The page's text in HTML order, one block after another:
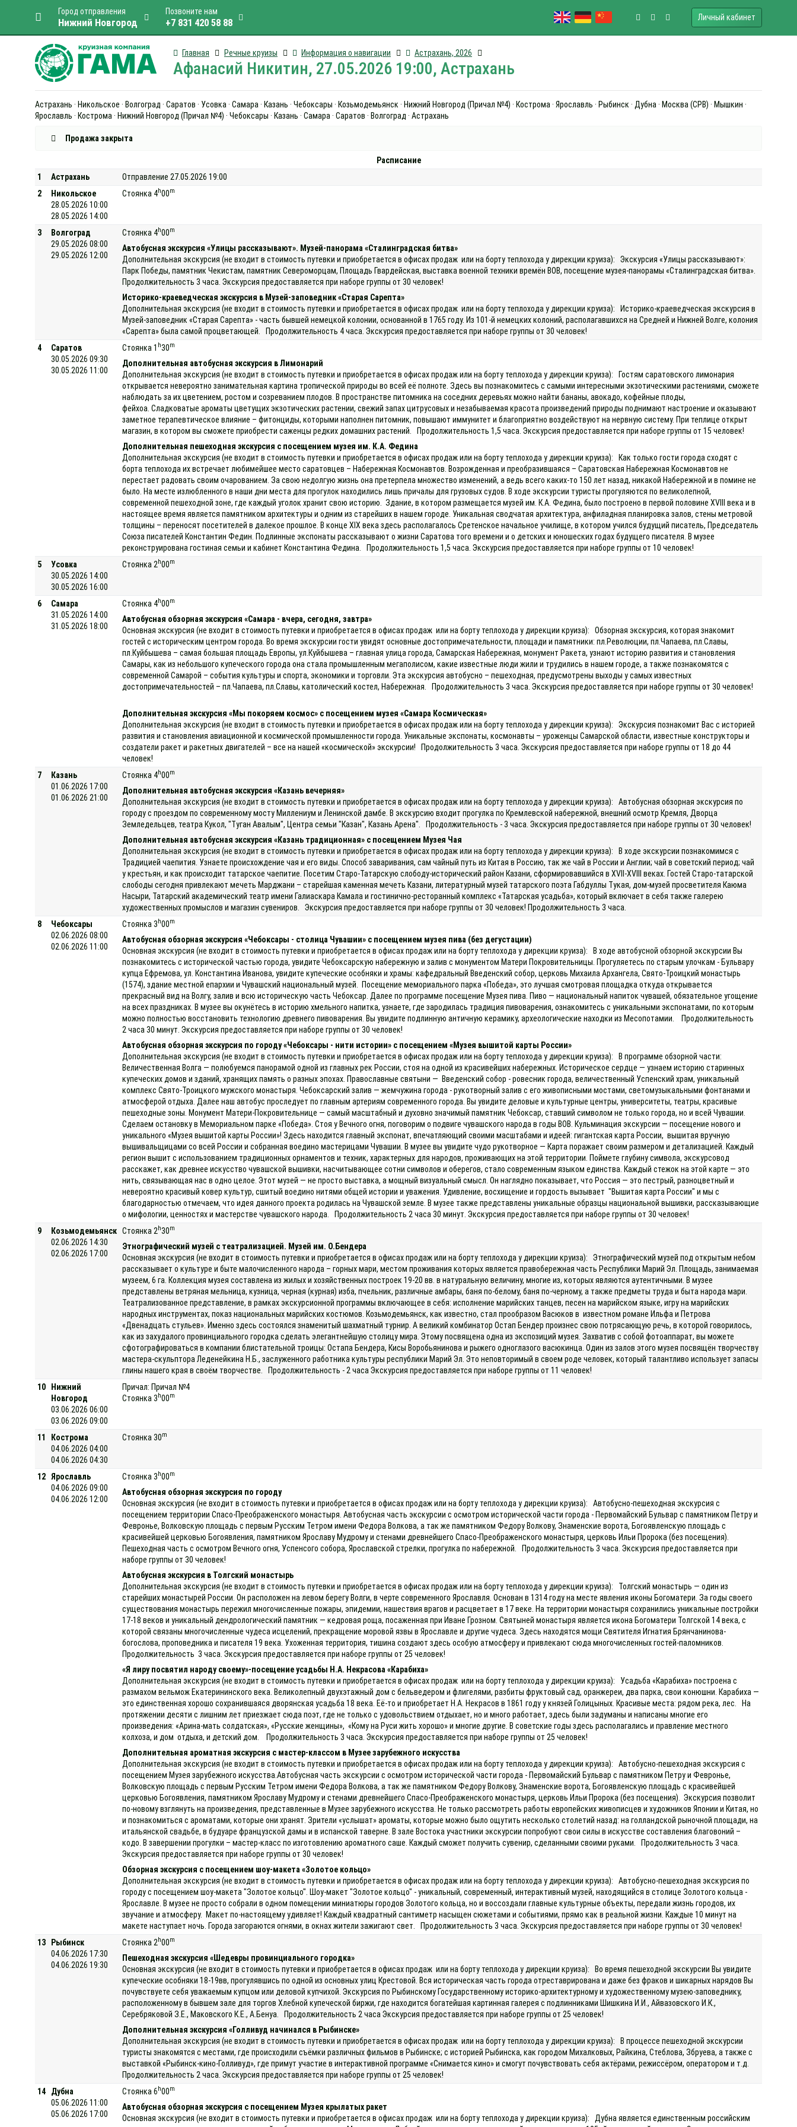
Город отправления
Нижний Новгород
Позвоните нам
+7 831 420 58 88 Личный кабинет
Главная Речные круизы Информация о навигации Астрахань, 2026
Афанасий Никитин, 27.05.2026 19:00, Астрахань
Астрахань · Никольское · Волгоград · Саратов · Усовка · Самара · Казань · Чебоксары · Козьмодемьянск · Нижний Новгород (Причал №4) · Кострома · Ярославль · Рыбинск · Дубна · Москва (СРВ) · Мышкин ·
Ярославль · Кострома · Нижний Новгород (Причал №4) · Чебоксары · Казань · Самара · Саратов · Волгоград · Астрахань
Продажа закрыта
Расписание
1
Астрахань
Отправление 27.05.2026 19:00
2
Никольское
28.05.2026 10:00
28.05.2026 14:00
Стоянка 4h00m
3
Волгоград
29.05.2026 08:00
29.05.2026 12:00
Стоянка 4h00m
Автобусная экскурсия «Улицы рассказывают». Музей-панорама «Сталинградская битва»
Дополнительная экскурсия (не входит в стоимость путевки и приобретается в офисах продаж или на борту теплохода у дирекции круиза): Экскурсия «Улицы рассказывают»:
Парк Победы, памятник Чекистам, памятник Североморцам, Площадь Гвардейская, выставка военной техники времён ВОВ, посещение музея-панорамы «Сталинградская битва».
Продолжительность 3 часа. Экскурсия предоставляется при наборе группы от 30 человек!
Историко-краеведческая экскурсия в Музей-заповедник «Старая Сарепта»
Дополнительная экскурсия (не входит в стоимость путевки и приобретается в офисах продаж или на борту теплохода у дирекции круиза): Историко-краеведческая экскурсия в
Музей-заповедник «Старая Сарепта» - часть бывшей немецкой колонии, основанной в 1765 году. Из 101-й немецких колоний, располагавшихся на Средней и Нижней Волге, колония
«Сарепта» была самой процветающей. Продолжительность 4 часа. Экскурсия предоставляется при наборе группы от 30 человек!
4
Саратов
30.05.2026 09:30
30.05.2026 11:00
Стоянка 1 h30m
Дополнительная автобусная экскурсия в Лимонарий
Дополнительная экскурсия (не входит в стоимость путевки и приобретается в офисах продаж или на борту теплохода у дирекции круиза): Гостям саратовского лимонария
открывается невероятно занимательная картина тропической природы во всей её полноте. Здесь вы познакомитесь с самыми интересными экзотическими растениями, сможете
наблюдать за их цветением, ростом и созреванием плодов. В пространстве питомника на соседних деревьях можно найти бананы, авокадо, кофейные плоды,
фейхоа. Сладковатые ароматы цветущих экзотических растении, свежий запах цитрусовых и незабываемая красота произведений природы поднимают настроение и оказывают
заметное терапевтическое влияние – фитонциды, которыми наполнен питомник, повышают иммунитет и благоприятно воздействуют на нервную систему. При теплице открыт
магазин, в котором вы сможете приобрести саженцы редких домашних растений. Продолжительность 1,5 часа. Экскурсия предоставляется при наборе группы от 15 человек!
Дополнительная пешеходная экскурсия с посещением музея им. К.А. Федина
Дополнительная экскурсия (не входит в стоимость путевки и приобретается в офисах продаж или на борту теплохода у дирекции круиза): Как только гости города сходят с
борта теплохода их встречает любимейшее место саратовцев – Набережная Космонавтов. Возрожденная и преобразившаяся – Саратовская Набережная Космонавтов не
перестает радовать своим очарованием. За свою недолгую жизнь она претерпела множество изменений, а ведь всего каких-то 150 лет назад, никакой Набережной и в помине не
было. На месте излюбленного в наши дни места для прогулок находились лишь причалы для грузовых судов. В ходе экскурсии туристы прогуляются по великолепной,
современной пешеходной зоне, где каждый уголок хранит свою историю. Здание, в котором размещается музей им. К.А. Федина, было построено в первой половине XVIII века и в
настоящее время является памятником архитектуры и одним из старейших в нашем городе. Уникальная сводчатая архитектура, анфиладная планировка залов, стены метровой
толщины – переносят посетителей в далекое прошлое. В конце XIX века здесь располагалось Сретенское начальное училище, в котором учился будущий писатель, Председатель
Союза писателей Константин Федин. Подлинные экспонаты рассказывают о жизни Саратова того времени и о детских и юношеских годах будущего писателя. В музее
реконструирована гостиная семьи и кабинет Константина Федина. Продолжительность 1,5 часа. Экскурсия предоставляется при наборе группы от 10 человек!
5
Усовка
30.05.2026 14:00
30.05.2026 16:00
Стоянка 2 h00m
6
Самара
31.05.2026 14:00
31.05.2026 18:00
Стоянка 4h00m
Автобусная обзорная экскурсия «Самара - вчера, сегодня, завтра»
Основная экскурсия (не входит в стоимость путевки и приобретается в офисах продаж или на борту теплохода у дирекции круиза): Обзорная экскурсия, которая знакомит
гостей с историческим центром города. Во время экскурсии гости увидят основные достопримечательности, площади и памятники: пл.Революции, пл.Чапаева, пл.Славы,
пл.Куйбышева – самая большая площадь Европы, ул.Куйбышева – главная улица города, Самарская Набережная, монумент Ракета, узнают историю развития и становления
Самары, как из небольшого купеческого города она стала промышленным мегаполисом, какие известные люди жили и трудились в нашем городе, а также познакомятся с
современной Самарой – события культуры и спорта, экономики и торговли. Эта экскурсия автобусно – пешеходная, предусмотрены выходы у самых известных
достопримечательностей – пл.Чапаева, пл.Славы, католический костел, Набережная. Продолжительность 3 часа. Экскурсия предоставляется при наборе группы от 30 человек!
Дополнительная экскурсия «Мы покоряем космос» с посещением музея «Самара Космическая»
Дополнительная экскурсия (не входит в стоимость путевки и приобретается в офисах продаж или на борту теплохода у дирекции круиза): Экскурсия познакомит Вас с историей
развития и становления авиационной и космической промышленности города. Уникальные экспонаты, космонавты – уроженцы Самарской области, известные конструкторы и
создатели ракет и ракетных двигателей – все на нашей «космической» экскурсии! Продолжительность 3 часа. Экскурсия предоставляется при наборе группы от 18 до 44
человек!
7
Казань
01.06.2026 17:00
01.06.2026 21:00
Стоянка 4h00m
Дополнительная автобусная экскурсия «Казань вечерняя»
Дополнительная экскурсия (не входит в стоимость путевки и приобретается в офисах продаж или на борту теплохода у дирекции круиза): Автобусная обзорная экскурсия по
городу с проездом по современному мосту Миллениум и Ленинской дамбе. В экскурсию входит прогулка по Кремлевской набережной, внешний осмотр Кремля, Дворца
Земледельцев, театра Кукол, "Туган Авалым", Центра семьи "Казан", Казань Арена". Продолжительность - 3 часа. Экскурсия предоставляется при наборе группы от 30 человек!
Дополнительная автобусная экскурсия «Казань традиционная» с посещением Музея Чая
Дополнительная экскурсия (не входит в стоимость путевки и приобретается в офисах продаж или на борту теплохода у дирекции круиза): В ходе экскурсии познакомимся с
Традицией чаепития. Узнаете происхождение чая и его виды. Способ заваривания, сам чайный путь из Китая в Россию, так же чай в России и Англии; чай в советский период; чай
у крестьян, и как происходит татарское чаепитие. Посетим Старо-Татарскую слободу-исторический район Казани, сформировавшийся в XVII-XVIII веках. Гостей Старо-татарской
слободы сегодня привлекают мечеть Марджани – старейшая каменная мечеть Казани, литературный музей татарского поэта Габдуллы Тукая, дом-музей просветителя Каюма
Насыри, Татарский академический театр имени Галиаскара Камала и гостинично-ресторанный комплекс «Татарская усадьба», который включает в себя также галерею
художественных промыслов и магазин сувениров. Экскурсия предоставляется при наборе группы от 30 человек! Продолжительность 3 часа.
8
Чебоксары
02.06.2026 08:00
02.06.2026 11:00
Стоянка 3 h00m
Автобусная обзорная экскурсия «Чебоксары - столица Чувашии» с посещением музея пива (без дегустации)
Основная экскурсия (не входит в стоимость путевки и приобретается в офисах продаж или на борту теплохода у дирекции круиза): В ходе автобусной обзорной экскурсии Вы
познакомитесь с исторической частью города, увидите Чебоксарскую набережную и залив с монументом Матери Покровительницы. Прогуляетесь по старым улочкам - Бульвару
купца Ефремова, ул. Константина Иванова, увидите купеческие особняки и храмы: кафедральный Введенский собор, церковь Михаила Архангела, Свято-Троицкий монастырь
(1574), здание местной епархии и Чувашский национальный музей. Посещение мемориального парка «Победа», это лучшая смотровая площадка откуда открывается
прекрасный вид на Волгу, залив и всю историческую часть Чебоксар. Далее по программе посещение Музея пива. Пиво — национальный напиток чувашей, обязательное угощение
на всех праздниках. В музее вы окунётесь в историю хмельного напитка, узнаете, где зародилась традиция пивоварения, ознакомитесь с уникальными экспонатами, по которым
можно полностью восстановить технологию древнего пивоварения. Вы увидите подлинную античную керамику, археологические находки из Месопотамии. Продолжительность
2 часа 30 минут. Экскурсия предоставляется при наборе группы от 30 человек!
Автобусная обзорная экскурсия по городу «Чебоксары - нити истории» с посещением «Музея вышитой карты России»
Дополнительная экскурсия (не входит в стоимость путевки и приобретается в офисах продаж или на борту теплохода у дирекции круиза): В программе обзорной части:
Величественная Волга — полюбуемся панорамой одной из главных рек России, стоя на одной из красивейших набережных. Историческое сердце — узнаем историю старинных
купеческих домов и зданий, хранящих память о разных эпохах. Православные святыни — Введенский собор - ровесник города, величественный Успенский храм, уникальный
комплекс Свято-Троицкого мужского монастыря. Чебоксарский залив — жемчужина города - рукотворный залив с его живописными мостами, светомузыкальными фонтанами и
атмосферой отдыха. Далее наш автобус проследует по главным артериям современного города. Вы увидите деловые и культурные центры, университеты, театры, красивые
пешеходные зоны. Монумент Матери-Покровительнице — самый масштабный и духовно значимый памятник Чебоксар, ставший символом не только города, но и всей Чувашии.
Сделаем остановку в Мемориальном парке «Победа». Стоя у Вечного огня, поговорим о подвиге чувашского народа в годы ВОВ. Кульминация экскурсии — посещение нового и
уникального «Музея вышитой карты России»! Здесь находится главный экспонат, впечатляющий своими масштабами и идеей: гигантская карта России, вышитая вручную
вышивальщицами со всей России и собранная воедино мастерицами Чувашии. В музее вы увидите чудо рукотворное — Карта поражает своим размером и детализацией. Каждый
регион вышит с использованием традиционных орнаментов и техник, характерных для народов, проживающих на этой территории. Поймете глубину символа, экскурсовод
расскажет, как древнее искусство чувашской вышивки, насчитывающее сотни символов и оберегов, стало современным языком единства. Каждый стежок на этой карте — это
нить, связывающая нас в одно целое. Этот музей — не просто выставка, а мощный визуальный смысл. Он наглядно показывает, что Россия — это пестрый, разноцветный и
невероятно красивый ковер культур, сшитый воедино нитями общей истории и уважения. Удивление, восхищение и гордость вызывает "Вышитая карта России" и мы с
благодарностью отмечаем, что идея данного проекта родилась на Чувашской земле. В музее также представлены уникальные образцы национальной вышивки, рассказывающие
о мифологии, ценностях и мастерстве чувашского народа. Продолжительность 2 часа 30 минут. Экскурсия предоставляется при наборе группы от 30 человек!
9
Козьмодемьянск
02.06.2026 14:30
02.06.2026 17:00
Стоянка 2 h30m
Этнографический музей с театрализацией. Музей им. О.Бендера
Основная экскурсия (не входит в стоимость путевки и приобретается в офисах продаж или на борту теплохода у дирекции круиза): Этнографический музей под открытым небом
рассказывает о культуре и быте малочисленного народа – горных мари, местом проживания которых является правобережная часть Республики Марий Эл. Площадь, занимаемая
музеем, 6 га. Коллекция музея составлена из жилых и хозяйственных построек 19-20 вв. в натуральную величину, многие из, которых являются аутентичными. В музее
представлены ветряная мельница, кузница, черная (курная) изба, пчельник, различные амбары, баня по-белому, баня по-черному, а также предметы труда и быта народа мари.
Театрализованное представление, в рамках экскурсионной программы включающее в себя: исполнение марийских танцев, песен на марийском языке, игру на марийских
народных инструментах, показ национальных марийских костюмов. Козьмодемьянск, как известно, стал прообразом Васюков в известном романе Ильфа и Петрова
«Двенадцать стульев». Именно здесь состоялся знаменитый шахматный турнир. А великий комбинатор Остап Бендер произнес свою потрясающую речь, в которой говорилось,
как из захудалого провинциального городка сделать элегантнейшую столицу мира. Этому посвящена одна из экспозиций музея. Захватив с собой фотоаппарат, вы можете
сфотографироваться в компании блистательной троицы: Остапа Бендера, Кисы Воробьянинова и рыжего одноглазого васюкинца. Один из залов этого музея посвящён творчеству
мастера-скульптора Леденейкина Н.Б., заслуженного работника культуры республики Марий Эл. Это неповторимый в своем роде человек, который талантливо использует запасы
глины нашего края в своём творчестве. Продолжительность - 2 часа Экскурсия предоставляется при наборе группы от 11 человек!
10
Нижний
Новгород
03.06.2026 06:00
03.06.2026 09:00
Причал: Причал №4
Стоянка 3 h00m
11
Кострома
04.06.2026 04:00
04.06.2026 04:30
Стоянка 30m
12
Ярославль
04.06.2026 09:00
04.06.2026 12:00
Стоянка 3 h00m
Автобусная обзорная экскурсия по городу
Основная экскурсия (не входит в стоимость путевки и приобретается в офисах продаж или на борту теплохода у дирекции круиза): Автобусно-пешеходная экскурсия с
посещением территории Спасо-Преображенского монастыря. Автобусная часть экскурсии с осмотром исторической части города - Первомайский Бульвар с памятником Петру и
Февронье, Волковскую площадь с первым Русским Тетром имени Федора Волкова, а так же памятником Федору Волкову, Знаменские ворота, Богоявленскую площадь с
красивейшей церковью Богоявления, памятником Ярославу Мудрому и стенами древнейшего Спасо-Преображенского монастыря, церковь Ильи Пророка (без посещения).
Пешеходная часть с осмотром Вечного огня, Успенсого собора, Ярославской стрелки, прогулка по набережной. Продолжительность 3 часа. Экскурсия предоставляется при
наборе группы от 30 человек!
Автобусная экскурсия в Толгский монастырь
Дополнительная экскурсия (не входит в стоимость путевки и приобретается в офисах продаж или на борту теплохода у дирекции круиза): Толгский монастырь — один из
старейших монастырей России. Он расположен на левом берегу Волги, в черте современного Ярославля. Основан в 1314 году на месте явления иконы Богоматери. За годы своего
существования монастырь пережил многочисленные пожары, эпидемии, нашествия врагов и расцветает в 17 веке. На территории монастыря сохранились уникальные постройки
17-18 веков и уникальный дендрологический памятник — кедровая роща, посаженная при Иване Грозном. Святыней монастыря является икона Богоматери Толгской 14 века, с
которой связаны многочисленные чудеса исцелений, прекращение моровой язвы в Ярославле и другие чудеса. Здесь находятся мощи Святителя Игнатия Брянчанинова-
богослова, проповедника и писателя 19 века. Ухоженная территория, тишина создают здесь особую атмосферу и привлекают сюда многочисленных гостей-паломников.
Продолжительность 3 часа. Экскурсия предоставляется при наборе группы от 25 человек!
«Я лиру посвятил народу своему»-посещение усадьбы Н.А. Некрасова «Карабиха»
Дополнительная экскурсия (не входит в стоимость путевки и приобретается в офисах продаж или на борту теплохода у дирекции круиза): Усадьба «Карабиха» построена с
размахом вельмож Екатерининского века. Великолепный двухэтажный дом с бельведером и флигелями, разбиты фруктовый сад, оранжереи, два парка, свои конюшни. Карабиха —
это единственная хорошо сохранившаяся дворянская усадьба 18 века. Её-то и приобретает Н.А. Некрасов в 1861 году у князей Голицыных. Красивые места: рядом река, лес. На
протяжении десяти с лишним лет приезжает сюда поэт, где не только с удовольствием отдыхает, но и много работает, здесь были задуманы и написаны многие его
произведения: «Арина-мать солдатская», «Русские женщины», «Кому на Руси жить хорошо» и многие другие. В советские годы здесь располагались и правление местного
колхоза, и дом отдыха, и детский дом. Продолжительность 3 часа. Экскурсия предоставляется при наборе группы от 25 человек!
Дополнительная ароматная экскурсия с мастер-классом в Музее зарубежного искусства
Дополнительная экскурсия (не входит в стоимость путевки и приобретается в офисах продаж или на борту теплохода у дирекции круиза): Автобусно-пешеходная экскурсия с
посещением Музея зарубежного искусства.Автобусная часть экскурсии с осмотром исторической части города - Первомайский Бульвар с памятником Петру и Февронье,
Волковскую площадь с первым Русским Тетром имени Федора Волкова, а так же памятником Федору Волкову, Знаменские ворота, Богоявленскую площадь с красивейшей
церковью Богоявления, памятником Ярославу Мудрому и стенами древнейшего Спасо-Преображенского монастыря, церковь Ильи Пророка (без посещения). Экскурсия позволит
по-новому взглянуть на произведения, представленные в Музее зарубежного искусства. Не только рассмотреть работы европейских живописцев и художников Японии и Китая, но
и познакомиться с ароматами, которые они хранят. Зрители «услышат» ароматы, которые можно было ощутить несколько столетий назад: на голландской рыночной площади, на
итальянской свадьбе, в будуаре французской дамы и в испанской таверне. В зале Востока участники экскурсии попробуют свои силы в искусстве составления благовоний –
кодо. В завершении прогулки – мастер-класс по изготовлению ароматного саше. Каждый сможет получить сувенир, сделанными своими руками. Продолжительность 3 часа.
Экскурсия предоставляется при наборе группы от 30 человек!
Обзорная экскурсия с посещением шоу-макета «Золотое кольцо»
Дополнительная экскурсия (не входит в стоимость путевки и приобретается в офисах продаж или на борту теплохода у дирекции круиза): Автобусно-пешеходная экскурсия по
городу с посещением шоу-макета "Золотое кольцо". Шоу-макет "Золотое кольцо" - уникальный, современный, интерактивный музей, находящийся в столице Золотого кольца -
Ярославле. В музее не просто собрали в одном помещении миниатюры городов Золотого кольца, но и воссоздали главные культурные объекты, передали жизнь городов, их
звучание и атмосферу. Макет по-настоящему удивляет! Каждый квадратный сантиметр насыщен сюжетами и событиями, прямо как в реальной жизни. Каждые 10 минут на
макете наступает ночь. Города загораются огнями, в окнах жители зажигают свет. Продолжительность 3 часа. Экскурсия предоставляется при наборе группы от 30 человек!
13
Рыбинск
04.06.2026 17:30
04.06.2026 19:30
Стоянка 2 h00m
Пешеходная экскурсия «Шедевры провинциального городка»
Основная экскурсия (не входит в стоимость путевки и приобретается в офисах продаж или на борту теплохода у дирекции круиза): Во время пешеходной экскурсии Вы увидите
купеческие особняки 18-19вв, прогулявшись по одной из основных улиц Крестовой. Вся историческая часть города отреставрирована и даже без фраков и шикарных нарядов Вы
почувствуете себя уважаемым купцом или деловой купчихой. Экскурсия по Рыбинскому Государственному историко-архитектурному и художественному музею-заповеднику,
расположенному в бывшем зале для торгов Хлебной купеческой биржи, где находится богатейшая картинная галерея с подлинниками Шишкина И.И., Айвазовского И.К.,
Серебряковой З.Е., Маковского К.Е., А.Бенуа. Продолжительность 2 часа Экскурсия предоставляется при наборе группы от 25 человек!
Дополнительная экскурсия «Голливуд начинался в Рыбинске»
Дополнительная экскурсия (не входит в стоимость путевки и приобретается в офисах продаж или на борту теплохода у дирекции круиза): В процессе пешеходной экскурсии
туристы знакомятся с местами, где происходили съёмки различных фильмов в Рыбинске; с историей Рыбинска, как городом Михалковых, Райкина, Стеблова, Збруева, а также с
выставкой «Рыбинск-кино-Голливуд», где примут участие в интерактивной программе «Снимается кино» и смогут почувствовать себя актёрами, режиссёром, оператором и т.д.
Продолжительность 2 часа. Экскурсия предоставляется при наборе группы от 25 человек!
14
Дубна
05.06.2026 11:00
05.06.2026 17:00
Стоянка 6 h00m
Автобусная обзорная экскурсия с посещением Музея крылатых ракет
Основная экскурсия (не входит в стоимость путевки и приобретается в офисах продаж или на борту теплохода у дирекции круиза): Дубна является единственным российским